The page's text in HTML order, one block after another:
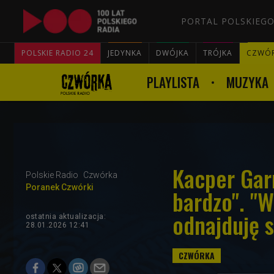
PORTAL
POLSKIE RADIO 24 JEDYNKA DWÓJKA TRÓJKA
PLAYLISTA MUZYKA
Polskie Radio
Czwórka
Poranek Czwórki
Kacper
bardzo".
odnajduję
ostatnia aktualizacja:
28.01.2026 12:41